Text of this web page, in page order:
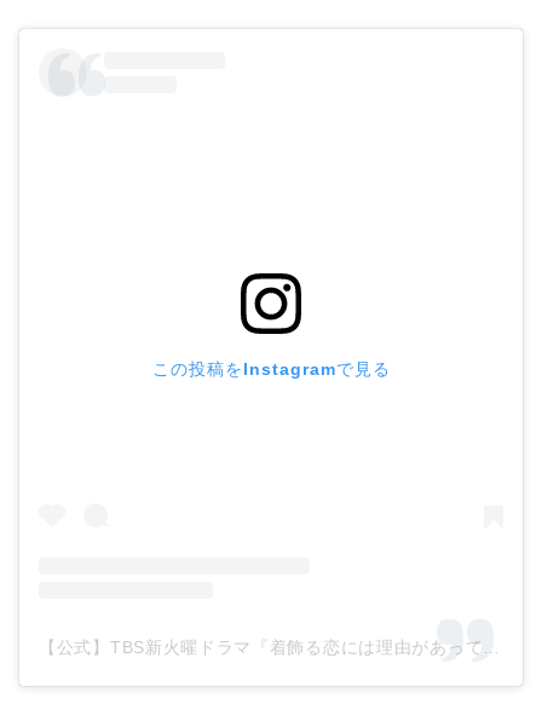
この投稿をInstagramで見る
【公式】TBS新火曜ドラマ『着飾る恋には理由があって』(@kikazarukoi_tbs)がシェアした投稿